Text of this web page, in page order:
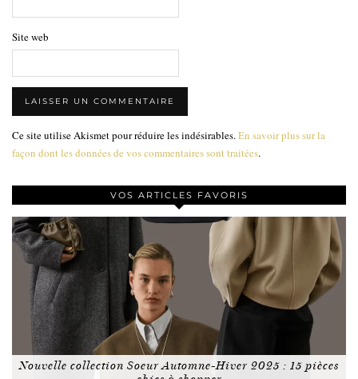
Site web
Ce site utilise Akismet pour réduire les indésirables. En savoir plus sur la
façon dont les données de vos commentaires sont traitées.
VOS ARTICLES FAVORIS
Nouvelle collection Soeur Automne-Hiver 2025 : 15 pièces